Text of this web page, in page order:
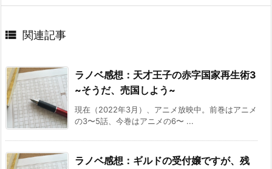
 関連記事
ラノベ感想：天才王子の赤字国家再生術3
~そうだ、売国しよう~
現在（2022年3月）、アニメ放映中。前巻はアニメ
の3〜5話、今巻はアニメの6〜 ...
ラノベ感想：ギルドの受付嬢ですが、残